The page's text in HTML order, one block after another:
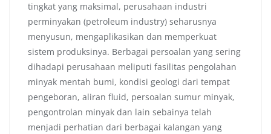
tingkat yang maksimal, perusahaan industri
perminyakan (petroleum industry) seharusnya
menyusun, mengaplikasikan dan memperkuat
sistem produksinya. Berbagai persoalan yang sering
dihadapi perusahaan meliputi fasilitas pengolahan
minyak mentah bumi, kondisi geologi dari tempat
pengeboran, aliran fluid, persoalan sumur minyak,
pengontrolan minyak dan lain sebainya telah
menjadi perhatian dari berbagai kalangan yang